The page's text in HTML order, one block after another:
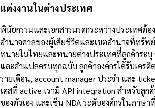
แต่งงานในต่างประเทศ
พินัยกรรมและเอกสารมรดกระหว่างประเทศต้
อำนาจศาลของผู้เสียชีวิตและเขตอำนาจที่ทรัพ
ทนายในไทยและทนายต่างประเทศที่ลูกค้าระบุ
และคำแปลครบทุกฉบับ ลูกค้าองค์กรได้รับเครดิ
รายเดือน, account manager ประจำ และ
เคสที่ active เรามี API integration สำหรับลูก
ของตัวเอง และเซ็น NDA ระดับองค์กรในภาษา